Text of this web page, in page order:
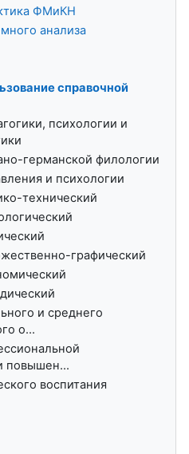
ФМиКН
анализа
справочной
психологии и
германской филологии
и психологии
технический
графический
и среднего
о...
повышен...
воспитания